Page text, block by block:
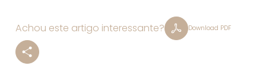
Achou este artigo interessante? Download PDF